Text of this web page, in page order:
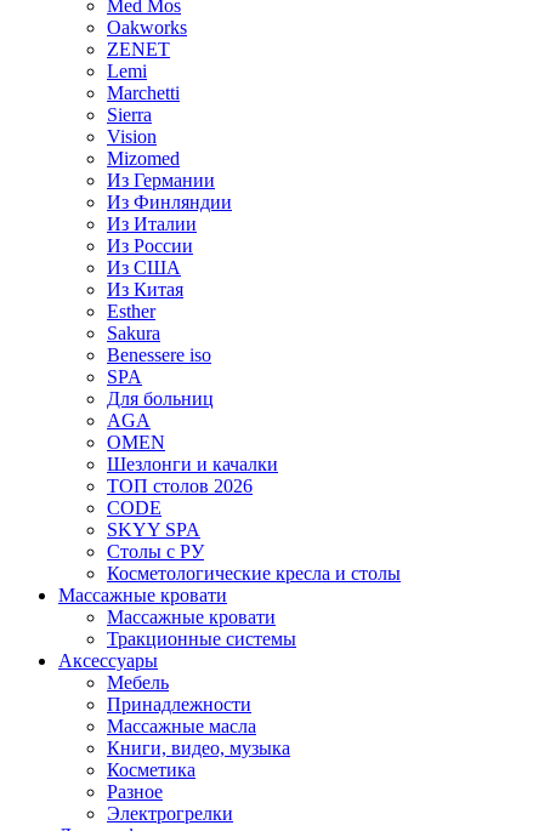
Med Mos
Oakworks
ZENET
Lemi
Marchetti
Sierra
Vision
Mizomed
Из Германии
Из Финляндии
Из Италии
Из России
Из США
Из Китая
Esther
Sakura
Benessere iso
SPA
Для больниц
AGA
OMEN
Шезлонги и качалки
ТОП столов 2026
CODE
SKYY SPA
Столы с РУ
Косметологические кресла и столы
Массажные кровати
Массажные кровати
Тракционные системы
Аксессуары
Мебель
Принадлежности
Массажные масла
Книги, видео, музыка
Косметика
Разное
Электрогрелки